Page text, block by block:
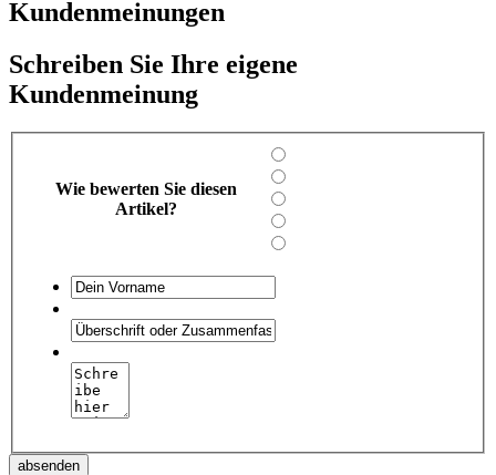
Kundenmeinungen
Schreiben Sie Ihre eigene
Kundenmeinung
Wie bewerten Sie diesen
Artikel?
absenden